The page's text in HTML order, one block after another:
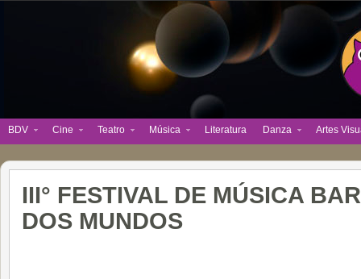
BDV Cine Teatro Música Literatura Danza Artes
III° FESTIVAL DE MÚSICA
DOS MUNDOS